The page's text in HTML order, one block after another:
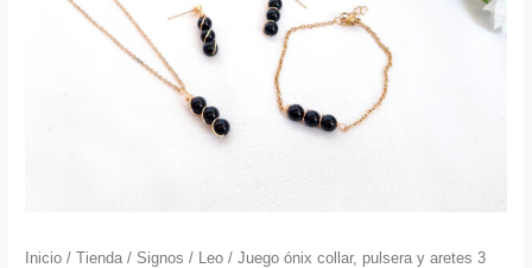
Inicio /Tienda / Signos / Leo / Juego ónix collar, pulsera y aretes 3